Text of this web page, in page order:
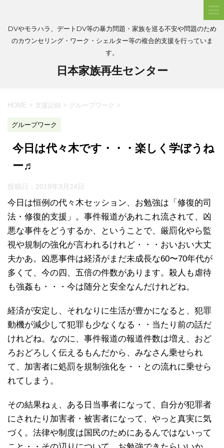
DVやモラハラ、デートDV等の暴力問題・家族を巡る不安や問題のため
のカウンセリング・ワーク・シェルター等の複合的支援を行っていま
す。
日本家族再生センター
HOME > 支援記録 > グループワーク >
グループワーク
今日は代々木です・・・楽しく学ぼうね
ー♬
投稿日： 2019年3月24日
今日は恒例の代々木セッション、お勉強は「修復的司
法・修復的支援」。事件報道があれこれ流されて、凶
悪な事件をどうするか、ということで、厳罰化やら監
視や規制の強化が言われるけれど・・・おいおい大丈
夫かあ。凶悪事件は経済がまだ未成長な60〜70年代が
多くて、今の四、五倍の件数があります。殺人も虐待
も強姦も・・・今は随分と安全なんだけれどね。
経済が安定し、それなりに生活が豊かになると、犯罪
動機が減少して犯罪も少なくなる・・当たり前の話だ
けれどね。なのに、事件報道の報道件数は増え、おど
ろおどろしく伝えるもんだから、みなさん乗せられ
て、加害者に処罰を規制強化を・・との流れに乗せら
れてしまう。
その結果ねぇ、ある日当事者になって、自分が犯罪者
にされたり加害者・被害者になって、やっと真実に気
づく。法律や制度は国民のためにあるんではないって